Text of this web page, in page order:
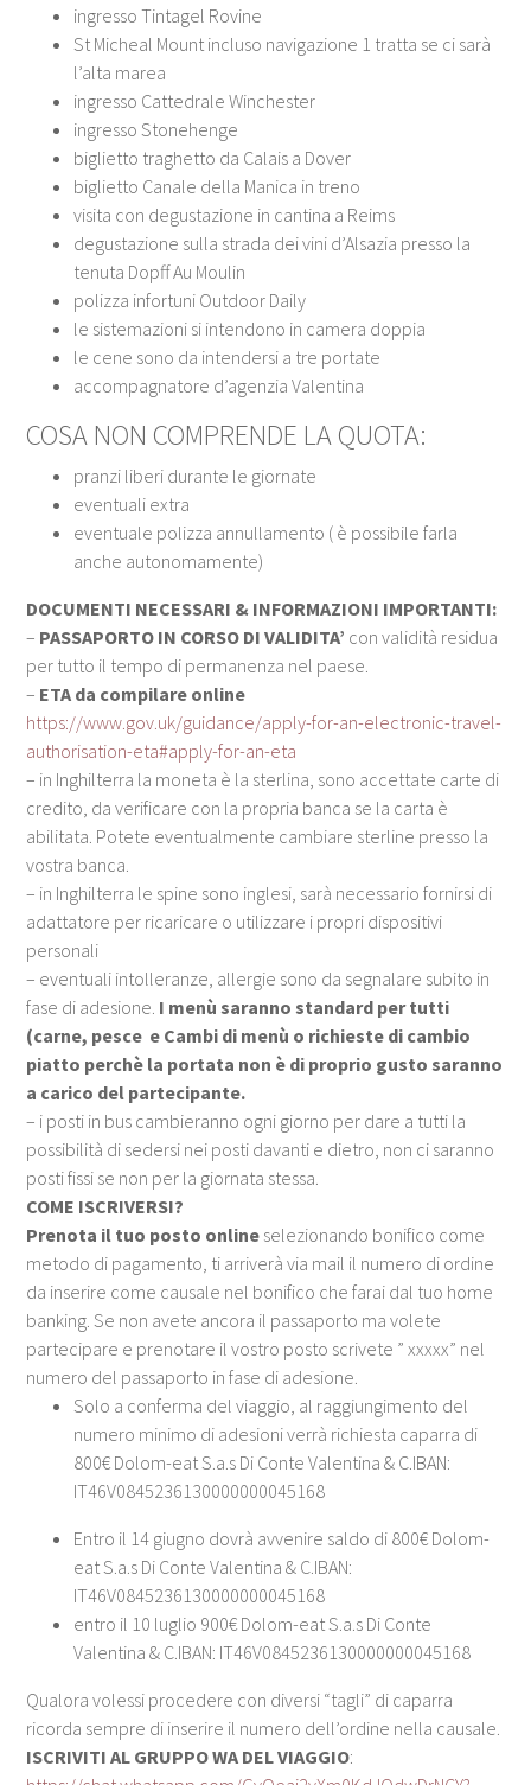
ingresso Tintagel Rovine
St Micheal Mount incluso navigazione 1 tratta se ci sarà
l’alta marea
ingresso Cattedrale Winchester
ingresso Stonehenge
biglietto traghetto da Calais a Dover
biglietto Canale della Manica in treno
visita con degustazione in cantina a Reims
degustazione sulla strada dei vini d’Alsazia presso la
tenuta Dopff Au Moulin
polizza infortuni Outdoor Daily
le sistemazioni si intendono in camera doppia
le cene sono da intendersi a tre portate
accompagnatore d’agenzia Valentina
COSA NON COMPRENDE LA QUOTA:
pranzi liberi durante le giornate
eventuali extra
eventuale polizza annullamento ( è possibile farla
anche autonomamente)
DOCUMENTI NECESSARI & INFORMAZIONI IMPORTANTI:
– PASSAPORTO IN CORSO DI VALIDITA’ con validità residua
per tutto il tempo di permanenza nel paese.
– ETA da compilare online
https://www.gov.uk/guidance/apply-for-an-electronic-travel-
authorisation-eta#apply-for-an-eta
– in Inghilterra la moneta è la sterlina, sono accettate carte di
credito, da verificare con la propria banca se la carta è
abilitata. Potete eventualmente cambiare sterline presso la
vostra banca.
– in Inghilterra le spine sono inglesi, sarà necessario fornirsi di
adattatore per ricaricare o utilizzare i propri dispositivi
personali
– eventuali intolleranze, allergie sono da segnalare subito in
fase di adesione. I menù saranno standard per tutti
(carne, pesce e Cambi di menù o richieste di cambio
piatto perchè la portata non è di proprio gusto saranno
a carico del partecipante.
– i posti in bus cambieranno ogni giorno per dare a tutti la
possibilità di sedersi nei posti davanti e dietro, non ci saranno
posti fissi se non per la giornata stessa.
COME ISCRIVERSI?
Prenota il tuo posto online selezionando bonifico come
metodo di pagamento, ti arriverà via mail il numero di ordine
da inserire come causale nel bonifico che farai dal tuo home
banking. Se non avete ancora il passaporto ma volete
partecipare e prenotare il vostro posto scrivete ” xxxxx” nel
numero del passaporto in fase di adesione.
Solo a conferma del viaggio, al raggiungimento del
numero minimo di adesioni verrà richiesta caparra di
800€ Dolom-eat S.a.s Di Conte Valentina & C.IBAN:
IT46V0845236130000000045168
Entro il 14 giugno dovrà avvenire saldo di 800€ Dolom-
eat S.a.s Di Conte Valentina & C.IBAN:
IT46V0845236130000000045168
entro il 10 luglio 900€ Dolom-eat S.a.s Di Conte
Valentina & C.IBAN: IT46V0845236130000000045168
Qualora volessi procedere con diversi “tagli” di caparra
ricorda sempre di inserire il numero dell’ordine nella causale.
ISCRIVITI AL GRUPPO WA DEL VIAGGIO: